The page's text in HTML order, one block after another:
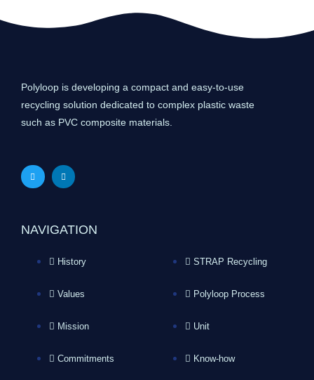
Polyloop is developing a compact and easy-to-use
recycling solution dedicated to complex plastic waste
such as PVC composite materials.
NAVIGATION
History
Values
Mission
Commitments
STRAP Recycling
Polyloop Process
Unit
Know-how